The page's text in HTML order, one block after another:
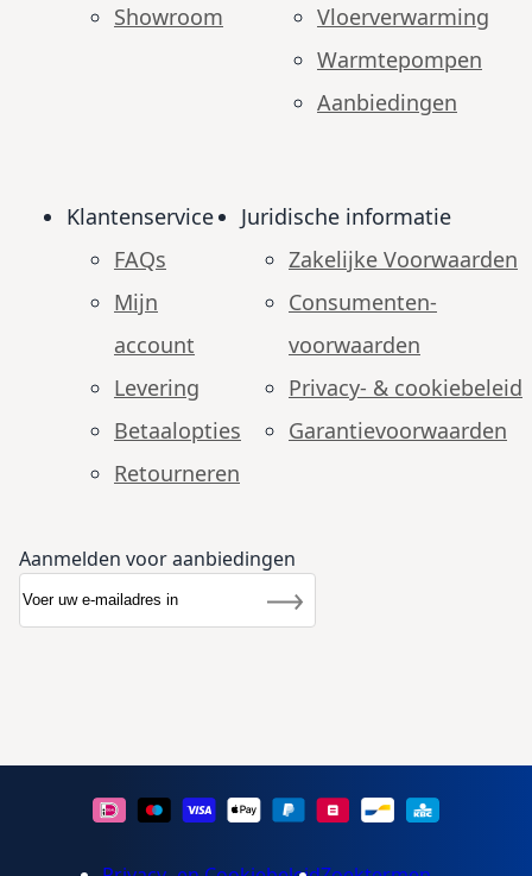
Showroom
Vloerverwarming
Warmtepompen
Aanbiedingen
Klantenservice
FAQs
Mijn
account
Levering
Betaalopties
Retourneren
Juridische informatie
Zakelijke Voorwaarden
Consumenten­
voorwaarden
Privacy- & cookiebeleid
Garantie­voorwaarden
Aanmelden voor aanbiedingen
Nieuwsbrief
Inschrijven